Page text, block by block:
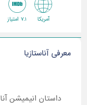
آمریکا 7.1 امتیاز
معرفی آناستازیا